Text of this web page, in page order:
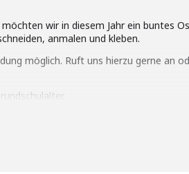
wir in diesem Jahr ein buntes
anmalen und kleben.
möglich. Ruft uns hierzu gerne an